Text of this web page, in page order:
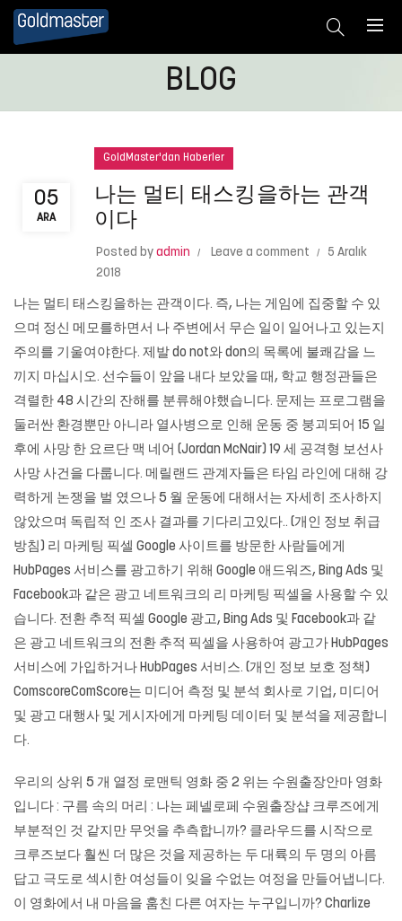
BLOG
05
ARA
GoldMaster'dan Haberler
나는 멀티 태스킹을하는 관객
이다
Posted by admin Leave a comment
5 Aralık
2018
나는 멀티 태스킹을하는 관객이다. 즉, 나는 게임에 집중할 수 있
으며 정신 메모를하면서 나 주변에서 무슨 일이 일어나고 있는지
주의를 기울여야한다. 제발 do not와 don의 목록에 불쾌감을 느
끼지 마십시오. 선수들이 앞을 내다 보았을 때, 학교 행정관들은
격렬한 48 시간의 잔해를 분류해야했습니다. 문제는 프로그램을
둘러싼 환경뿐만 아니라 열사병으로 인해 운동 중 붕괴되어 15 일
후에 사망 한 요르단 맥 네어 (Jordan McNair) 19 세 공격형 보선사
사망 사건을 다룹니다. 메릴랜드 관계자들은 타임 라인에 대해 강
력하게 논쟁을 벌 였으나 5 월 운동에 대해서는 자세히 조사하지
않았으며 독립적 인 조사 결과를 기다리고있다.. (개인 정보 취급
방침) 리 마케팅 픽셀 Google 사이트를 방문한 사람들에게
HubPages 서비스를 광고하기 위해 Google 애드워즈, Bing Ads 및
Facebook과 같은 광고 네트워크의 리 마케팅 픽셀을 사용할 수 있
습니다. 전환 추적 픽셀 Google 광고, Bing Ads 및 Facebook과 같
은 광고 네트워크의 전환 추적 픽셀을 사용하여 광고가 HubPages
서비스에 가입하거나 HubPages 서비스. (개인 정보 보호 정책)
ComscoreComScore는 미디어 측정 및 분석 회사로 기업, 미디어
및 광고 대행사 및 게시자에게 마케팅 데이터 및 분석을 제공합니
다.
우리의 상위 5 개 열정 로맨틱 영화 중 2 위는 수원출장안마 영화
입니다 : 구름 속의 머리 : 나는 페넬로페 수원출장샵 크루즈에게
부분적인 것 같지만 무엇을 추측합니까? 클라우드를 시작으로
크루즈보다 훨씬 더 많은 것을 제공하는 두 대륙의 두 명의 아름
답고 극도로 섹시한 여성들이 잊을 수없는 여정을 만들어냅니다.
이 영화에서 내 마음을 훔친 다른 여자는 누구입니까? Charlize